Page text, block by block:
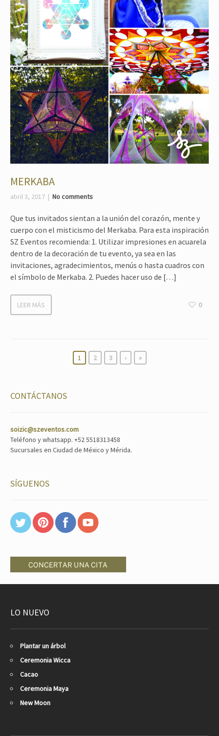
MERKABA
abril 3, 2017 No comments
Que tus invitados sientan a la unión del corazón, mente y
cuerpo con el misticismo del Merkaba. Para esta inspiración
SZ Eventos recomienda: 1. Utilizar impresiones en acuarela
dentro de la decoración de tu evento, ya sea en las
invitaciones, agradecimientos, menús o hasta cuadros con
el símbolo de Merkaba. 2. Puedes hacer uso de […]
LEER MÁS 0
1 2 3 › »
CONTÁCTANOS
soizic@szeventos.com
Teléfono y whatsapp. +52 5518313458
Sucursales en Ciudad de México y Mérida.
SÍGUENOS
LO NUEVO
Plantar un árbol
Ceremonia Wicca
Cacao
Ceremonia Maya
New Moon